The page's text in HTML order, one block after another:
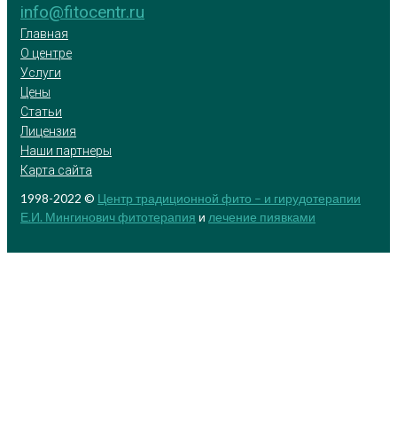
info@fitocentr.ru
Главная
О центре
Услуги
Цены
Статьи
Лицензия
Наши партнеры
Карта сайта
1998-2022 © Центр традиционной фито – и гирудотерапии
Е.И. Мингиновичфитотерапия и лечение пиявками